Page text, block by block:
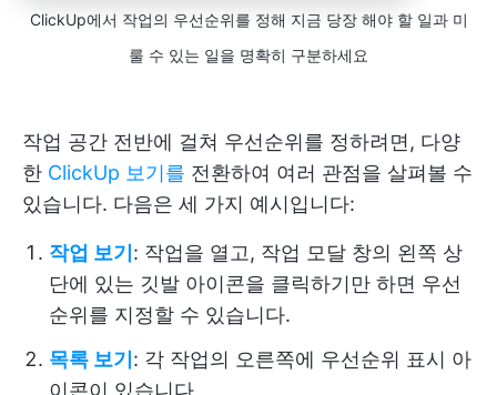
ClickUp에서 작업의 우선순위를 정해 지금 당장 해야 할 일과 미
룰 수 있는 일을 명확히 구분하세요
작업 공간 전반에 걸쳐 우선순위를 정하려면, 다양
한 ClickUp 보기를 전환하여 여러 관점을 살펴볼 수
있습니다. 다음은 세 가지 예시입니다:
작업 보기 : 작업을 열고, 작업 모달 창의 왼쪽 상
단에 있는 깃발 아이콘을 클릭하기만 하면 우선
순위를 지정할 수 있습니다.
목록 보기 : 각 작업의 오른쪽에 우선순위 표시 아
이콘이 있습니다